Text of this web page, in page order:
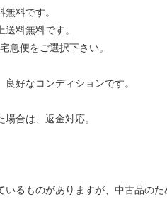
料です。
料無料です。
急便をご選択下さい。
好なコンディションです。
合は、返金対応。
いるものがありますが、中古品の